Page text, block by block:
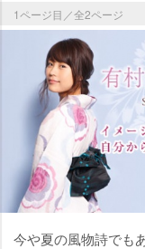
1ページ目／全2ページ
今や夏の風物詩でも